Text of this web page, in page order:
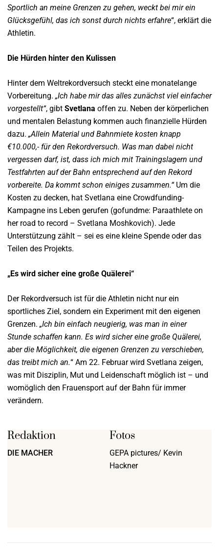
Sportlich an meine Grenzen zu gehen, weckt bei mir ein
Glücksgefühl, das ich sonst durch nichts erfahre“, erklärt die
Athletin.
Die Hürden hinter den Kulissen
Hinter dem Weltrekordversuch steckt eine monatelange
Vorbereitung. „Ich habe mir das alles zunächst viel einfacher
vorgestellt“, gibt Svetlana offen zu. Neben der körperlichen
und mentalen Belastung kommen auch finanzielle Hürden
dazu. „Allein Material und Bahnmiete kosten knapp
€10.000,- für den Rekordversuch. Was man dabei nicht
vergessen darf, ist, dass ich mich mit Trainingslagern und
Testfahrten auf der Bahn entsprechend auf den Rekord
vorbereite. Da kommt schon einiges zusammen.“Um die
Kosten zu decken, hat Svetlana eine Crowdfunding-
Kampagne ins Leben gerufen (gofundme: Paraathlete on
her road to record – Svetlana Moshkovich). Jede
Unterstützung zählt – sei es eine kleine Spende oder das
Teilen des Projekts.
„Es wird sicher eine große Quälerei“
Der Rekordversuch ist für die Athletin nicht nur ein
sportliches Ziel, sondern ein Experiment mit den eigenen
Grenzen. „Ich bin einfach neugierig, was man in einer
Stunde schaffen kann. Es wird sicher eine große Quälerei,
aber die Möglichkeit, die eigenen Grenzen zu verschieben,
das treibt mich an.“ Am 22. Februar wird Svetlana zeigen,
was mit Disziplin, Mut und Leidenschaft möglich ist – und
womöglich den Frauensport auf der Bahn für immer
verändern.
Redaktion
DIE MACHER
Fotos
GEPA pictures/ Kevin
Hackner